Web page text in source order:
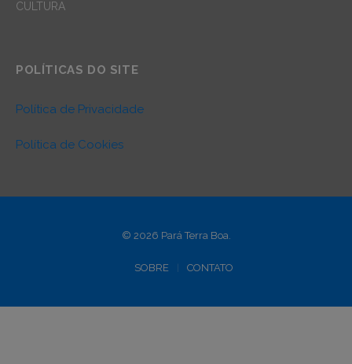
CULTURA
POLÍTICAS DO SITE
Política de Privacidade
Política de Cookies
© 2026 Pará Terra Boa.
SOBRE CONTATO